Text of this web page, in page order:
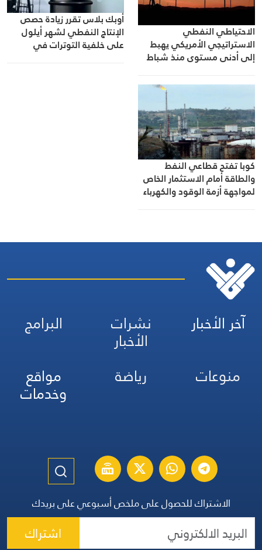
الاحتياطي النفطي
الاستراتيجي الأمريكي يهبط
إلى أدنى مستوى منذ شباط
أوبك بلاس تقرر زيادة حصص
الإنتاج النفطي لشهر أيلول
على خلفية التوترات في
كوبا تفتح قطاعي النفط
والطاقة أمام الاستثمار الخاص
لمواجهة أزمة الوقود والكهرباء
آخر الأخبار نشرات
الأخبار
البرامج
منوعات
رياضة مواقع
وخدمات
الاشتراك للحصول على ملخص أسبوعي على بريدك
اشتراك